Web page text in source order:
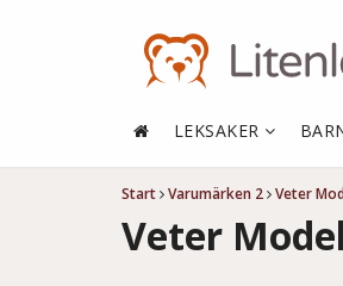
Start Varumärken 2 Veter
Veter
LEKSAKER